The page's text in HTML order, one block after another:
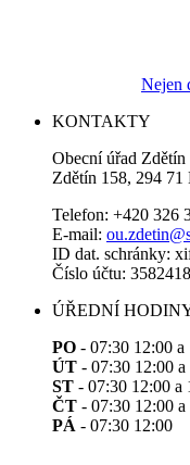
Nejen
KONTAKTY
Obecní úřad Zdětín
Zdětín 158, 294 71
Telefon: +420 326
E-mail:
ID dat. schránky:
Číslo účtu:
ÚŘEDNÍ
PO - 07:30 12:00 a
ÚT - 07:30 12:00
ST - 07:30 12:00 a
ČT - 07:30 12:00
PÁ - 07:30 12:00